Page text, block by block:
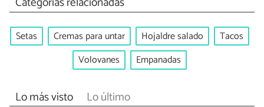
Setas Cremas para untar Hojaldre salado
Tacos
Volovanes
Empanadas
Lo más visto Lo último